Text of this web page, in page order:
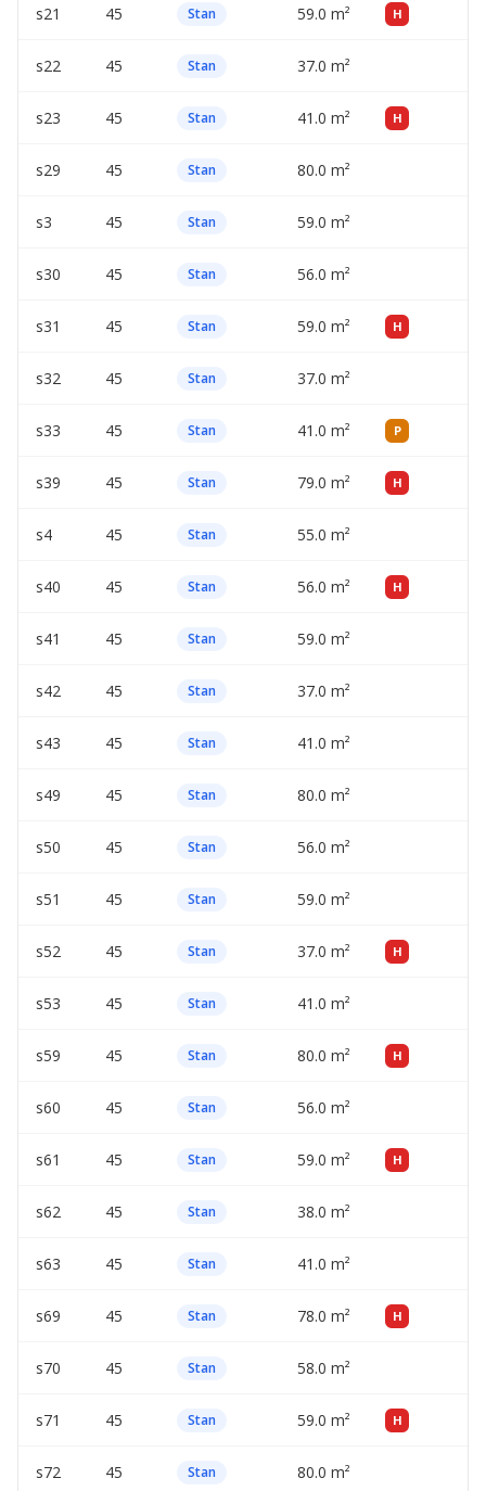
s21 45 Stan 59.0 m² H
s22 45 Stan 37.0 m²
s23 45 Stan 41.0 m² H
s29 45 Stan 80.0 m²
s3 45 Stan 59.0 m²
s30 45 Stan 56.0 m²
s31 45 Stan 59.0 m² H
s32 45 Stan 37.0 m²
s33 45 Stan 41.0 m² P
s39 45 Stan 79.0 m² H
s4 45 Stan 55.0 m²
s40 45 Stan 56.0 m² H
s41 45 Stan 59.0 m²
s42 45 Stan 37.0 m²
s43 45 Stan 41.0 m²
s49 45 Stan 80.0 m²
s50 45 Stan 56.0 m²
s51 45 Stan 59.0 m²
s52 45 Stan 37.0 m² H
s53 45 Stan 41.0 m²
s59 45 Stan 80.0 m² H
s60 45 Stan 56.0 m²
s61 45 Stan 59.0 m² H
s62 45 Stan 38.0 m²
s63 45 Stan 41.0 m²
s69 45 Stan 78.0 m² H
s70 45 Stan 58.0 m²
s71 45 Stan 59.0 m² H
s72 45 Stan 80.0 m²